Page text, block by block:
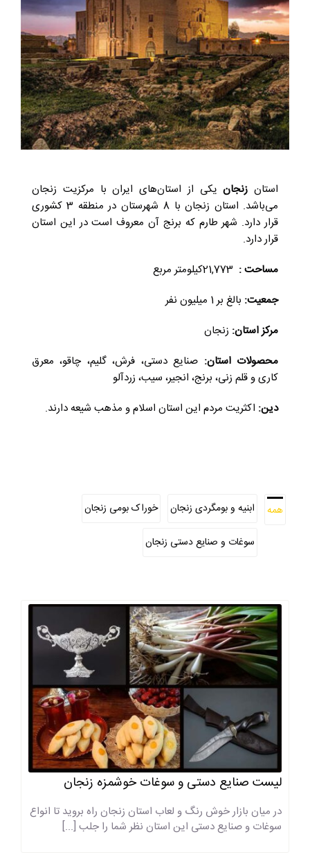
استان زنجان یکی از استان‌های ایران با مرکزیت زنجان
می‌باشد. استان زنجان با 8 شهرستان در منطقه 3 کشوری
قرار دارد. شهر طارم که برنج آن معروف است در این استان
قرار دارد.
مساحت :
جمعیت: بالغ بر 1 میلیون نفر
مرکز استان: زنجان
محصولات استان: صنایع دستی، فرش، گلیم، چاقو، معرق
کاری و قلم زنی، برنج، انجیر، سیب، زردآلو
دین: اکثریت مردم این استان اسلام و مذهب شیعه دارند.
همه ابنیه و بومگردی زنجان خوراک بومی زنجان
سوغات و صنایع دستی زنجان
لیست صنایع دستی و سوغات خوشمزه زنجان
در میان بازار خوش رنگ و لعاب استان زنجان راه بروید تا انواع
سوغات و صنایع دستی این استان نظر شما را جلب [...]